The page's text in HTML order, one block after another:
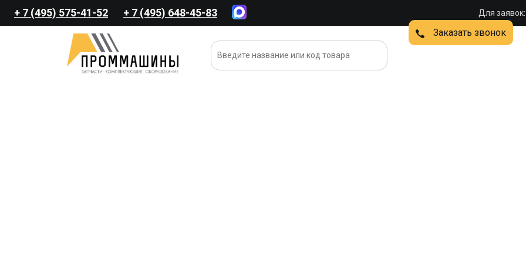
+ 7 (495) 575-41-52 + 7 (495) 648-45-83 Для заявок:
Заказать звонок